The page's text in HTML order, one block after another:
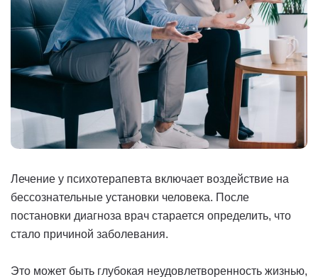
Лечение у психотерапевта включает воздействие на
бессознательные установки человека. После
постановки диагноза врач старается определить, что
стало причиной заболевания.
Это может быть глубокая неудовлетворенность жизнью,